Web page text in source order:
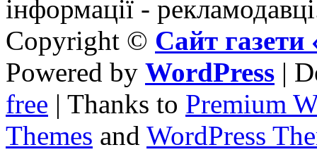
інформації -
Copyright © Сайт
Powered by WordPress |
free | Thanks to Premium
Themes and WordPress